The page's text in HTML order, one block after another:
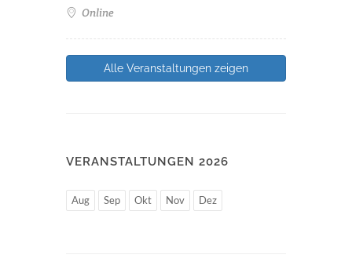
Online
Alle Veranstaltungen zeigen
VERANSTALTUNGEN 2026
Aug Sep Okt Nov Dez